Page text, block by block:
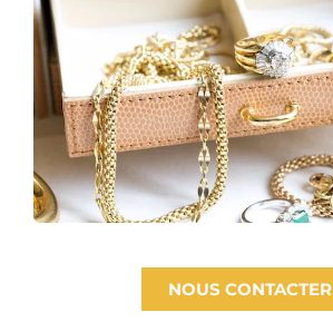
NOUS CONTACTER